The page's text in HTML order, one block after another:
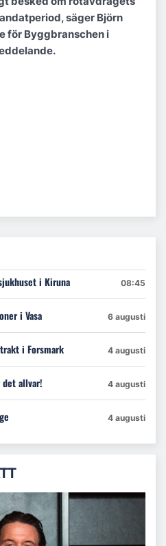
säger Björn
för Byggbranschen i
i Kiruna 08:45
i Vasa 6 augusti
i Forsmark 4 augusti
det allvar! 4 augusti
4 augusti